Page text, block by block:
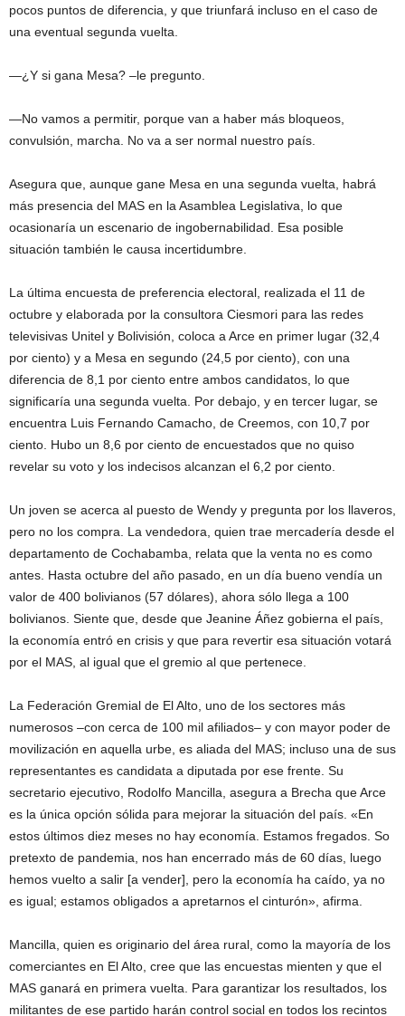
pocos puntos de diferencia, y que triunfará incluso en el caso de
una eventual segunda vuelta.
—¿Y si gana Mesa? –le pregunto.
—No vamos a permitir, porque van a haber más bloqueos,
convulsión, marcha. No va a ser normal nuestro país.
Asegura que, aunque gane Mesa en una segunda vuelta, habrá
más presencia del MAS en la Asamblea Legislativa, lo que
ocasionaría un escenario de ingobernabilidad. Esa posible
situación también le causa incertidumbre.
La última encuesta de preferencia electoral, realizada el 11 de
octubre y elaborada por la consultora Ciesmori para las redes
televisivas Unitel y Bolivisión, coloca a Arce en primer lugar (32,4
por ciento) y a Mesa en segundo (24,5 por ciento), con una
diferencia de 8,1 por ciento entre ambos candidatos, lo que
significaría una segunda vuelta. Por debajo, y en tercer lugar, se
encuentra Luis Fernando Camacho, de Creemos, con 10,7 por
ciento. Hubo un 8,6 por ciento de encuestados que no quiso
revelar su voto y los indecisos alcanzan el 6,2 por ciento.
Un joven se acerca al puesto de Wendy y pregunta por los llaveros,
pero no los compra. La vendedora, quien trae mercadería desde el
departamento de Cochabamba, relata que la venta no es como
antes. Hasta octubre del año pasado, en un día bueno vendía un
valor de 400 bolivianos (57 dólares), ahora sólo llega a 100
bolivianos. Siente que, desde que Jeanine Áñez gobierna el país,
la economía entró en crisis y que para revertir esa situación votará
por el MAS, al igual que el gremio al que pertenece.
La Federación Gremial de El Alto, uno de los sectores más
numerosos –con cerca de 100 mil afiliados– y con mayor poder de
movilización en aquella urbe, es aliada del MAS; incluso una de sus
representantes es candidata a diputada por ese frente. Su
secretario ejecutivo, Rodolfo Mancilla, asegura a Brecha que Arce
es la única opción sólida para mejorar la situación del país. «En
estos últimos diez meses no hay economía. Estamos fregados. So
pretexto de pandemia, nos han encerrado más de 60 días, luego
hemos vuelto a salir [a vender], pero la economía ha caído, ya no
es igual; estamos obligados a apretarnos el cinturón», afirma.
Mancilla, quien es originario del área rural, como la mayoría de los
comerciantes en El Alto, cree que las encuestas mienten y que el
MAS ganará en primera vuelta. Para garantizar los resultados, los
militantes de ese partido harán control social en todos los recintos